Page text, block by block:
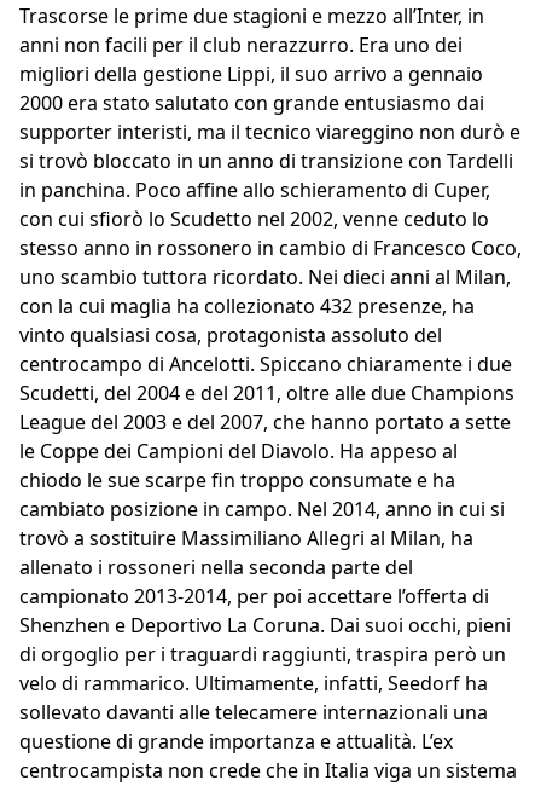
Trascorse le prime due stagioni e mezzo all’Inter, in
anni non facili per il club nerazzurro. Era uno dei
migliori della gestione Lippi, il suo arrivo a gennaio
2000 era stato salutato con grande entusiasmo dai
supporter interisti, ma il tecnico viareggino non durò e
si trovò bloccato in un anno di transizione con Tardelli
in panchina. Poco affine allo schieramento di Cuper,
con cui sfiorò lo Scudetto nel 2002, venne ceduto lo
stesso anno in rossonero in cambio di Francesco Coco,
uno scambio tuttora ricordato. Nei dieci anni al Milan,
con la cui maglia ha collezionato 432 presenze, ha
vinto qualsiasi cosa, protagonista assoluto del
centrocampo di Ancelotti. Spiccano chiaramente i due
Scudetti, del 2004 e del 2011, oltre alle due Champions
League del 2003 e del 2007, che hanno portato a sette
le Coppe dei Campioni del Diavolo. Ha appeso al
chiodo le sue scarpe fin troppo consumate e ha
cambiato posizione in campo. Nel 2014, anno in cui si
trovò a sostituire Massimiliano Allegri al Milan, ha
allenato i rossoneri nella seconda parte del
campionato 2013-2014, per poi accettare l’offerta di
Shenzhen e Deportivo La Coruna. Dai suoi occhi, pieni
di orgoglio per i traguardi raggiunti, traspira però un
velo di rammarico. Ultimamente, infatti, Seedorf ha
sollevato davanti alle telecamere internazionali una
questione di grande importanza e attualità. L’ex
centrocampista non crede che in Italia viga un sistema